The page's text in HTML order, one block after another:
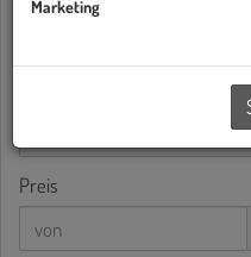
Preis
Marketing